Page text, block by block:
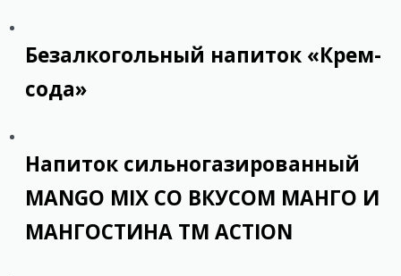
Безалкогольный напиток «Крем-
сода»
Напиток сильногазированный
MANGO MIX СО ВКУСОМ МАНГО И
МАНГОСТИНА ТМ ACTION